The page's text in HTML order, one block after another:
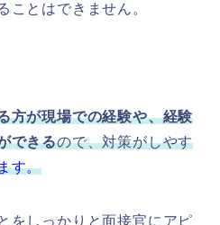
ことはできません。
方が現場での経験や、経験
できるので、対策がしやす
す。
をしっかりと面接官にアピ